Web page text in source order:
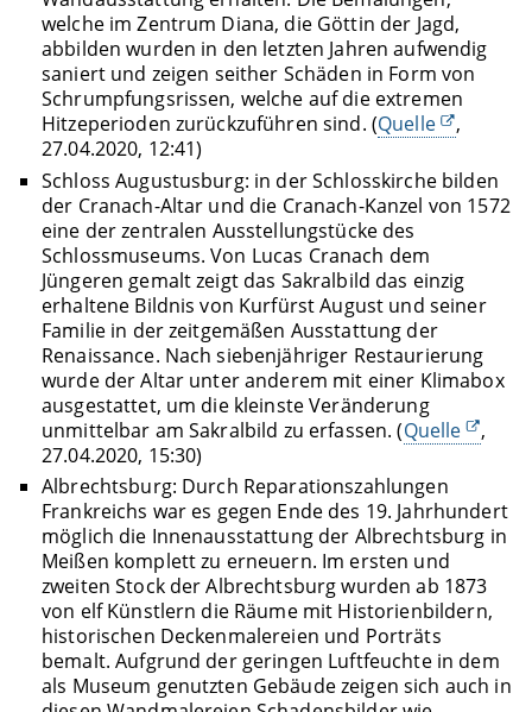
welche im Zentrum Diana, die Göttin der Jagd,
abbilden wurden in den letzten Jahren aufwendig
saniert und zeigen seither Schäden in Form von
Schrumpfungsrissen, welche auf die extremen
Hitzeperioden zurückzuführen sind. (Quelle
,
27.04.2020, 12:41)
Schloss Augustusburg: in der Schlosskirche bilden
der Cranach-Altar und die Cranach-Kanzel von 1572
eine der zentralen Ausstellungstücke des
Schlossmuseums. Von Lucas Cranach dem
Jüngeren gemalt zeigt das Sakralbild das einzig
erhaltene Bildnis von Kurfürst August und seiner
Familie in der zeitgemäßen Ausstattung der
Renaissance. Nach siebenjähriger Restaurierung
wurde der Altar unter anderem mit einer Klimabox
ausgestattet, um die kleinste Veränderung
unmittelbar am Sakralbild zu erfassen. (Quelle
,
27.04.2020, 15:30)
Albrechtsburg: Durch Reparationszahlungen
Frankreichs war es gegen Ende des 19. Jahrhundert
möglich die Innenausstattung der Albrechtsburg in
Meißen komplett zu erneuern. Im ersten und
zweiten Stock der Albrechtsburg wurden ab 1873
von elf Künstlern die Räume mit Historienbildern,
historischen Deckenmalereien und Porträts
bemalt. Aufgrund der geringen Luftfeuchte in dem
als Museum genutzten Gebäude zeigen sich auch in